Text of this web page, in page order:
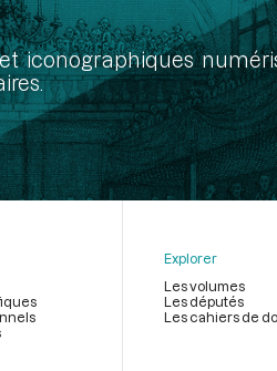
iconographiques
Explorer
Les volumes
Les députés
Les cahiers de